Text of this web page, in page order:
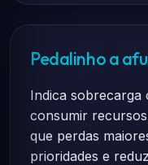
Pedalinho a
Indica sobrecarga
consumir
que perdas
prioridades e